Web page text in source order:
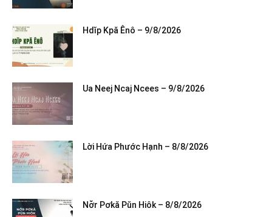
Hdĭp Kpă Ênô – 9/8/2026
Ua Neej Ncaj Ncees – 9/8/2026
Lời Hứa Phước Hạnh – 8/8/2026
Nơ̆r Pơkă Pŭn Hiôk – 8/8/2026